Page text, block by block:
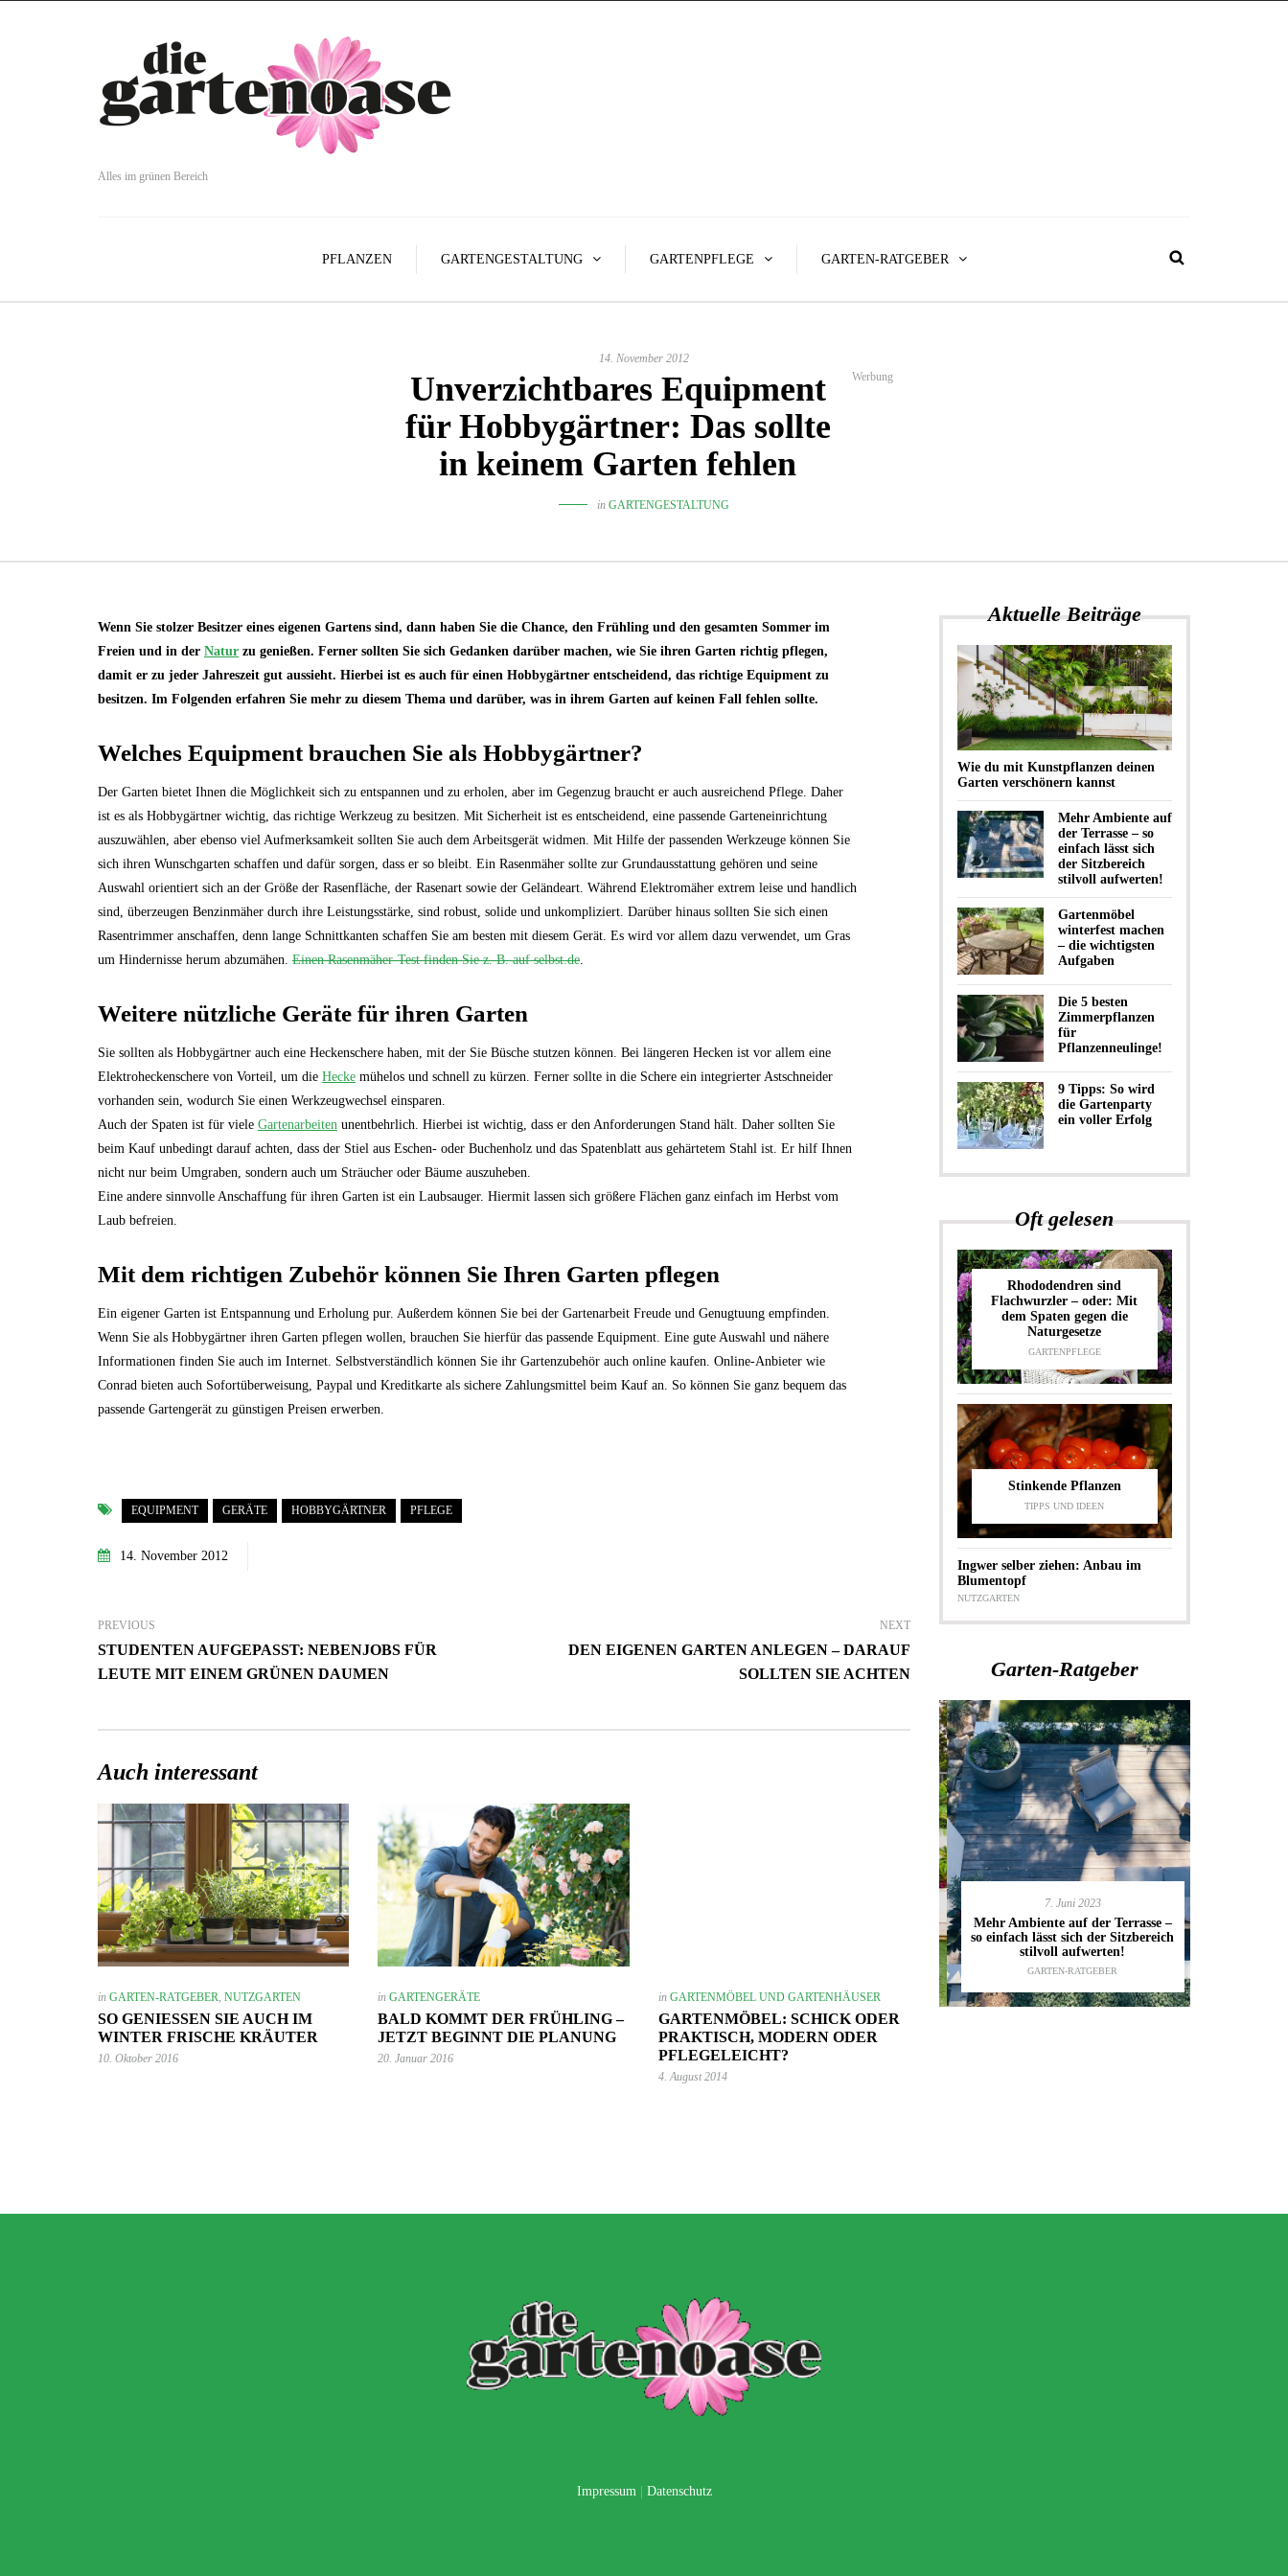
Alles im grünen Bereich
PFLANZEN GARTENGESTALTUNG GARTENPFLEGE GARTEN-RATGEBER
14. November 2012
Unverzichtbares Equipment
für Hobbygärtner: Das sollte
in keinem Garten fehlen
Werbung
in GARTENGESTALTUNG
Wenn Sie stolzer Besitzer eines eigenen Gartens sind, dann haben Sie die Chance, den Frühling und den gesamten Sommer im
Freien und in der Natur zu genießen. Ferner sollten Sie sich Gedanken darüber machen, wie Sie ihren Garten richtig pflegen,
damit er zu jeder Jahreszeit gut aussieht. Hierbei ist es auch für einen Hobbygärtner entscheidend, das richtige Equipment zu
besitzen. Im Folgenden erfahren Sie mehr zu diesem Thema und darüber, was in ihrem Garten auf keinen Fall fehlen sollte.
Welches Equipment brauchen Sie als Hobbygärtner?
Der Garten bietet Ihnen die Möglichkeit sich zu entspannen und zu erholen, aber im Gegenzug braucht er auch ausreichend Pflege. Daher
ist es als Hobbygärtner wichtig, das richtige Werkzeug zu besitzen. Mit Sicherheit ist es entscheidend, eine passende Garteneinrichtung
auszuwählen, aber ebenso viel Aufmerksamkeit sollten Sie auch dem Arbeitsgerät widmen. Mit Hilfe der passenden Werkzeuge können Sie
sich ihren Wunschgarten schaffen und dafür sorgen, dass er so bleibt. Ein Rasenmäher sollte zur Grundausstattung gehören und seine
Auswahl orientiert sich an der Größe der Rasenfläche, der Rasenart sowie der Geländeart. Während Elektromäher extrem leise und handlich
sind, überzeugen Benzinmäher durch ihre Leistungsstärke, sind robust, solide und unkompliziert. Darüber hinaus sollten Sie sich einen
Rasentrimmer anschaffen, denn lange Schnittkanten schaffen Sie am besten mit diesem Gerät. Es wird vor allem dazu verwendet, um Gras
um Hindernisse herum abzumähen. Einen Rasenmäher-Test finden Sie z. B. auf selbst.de.
Weitere nützliche Geräte für ihren Garten
Sie sollten als Hobbygärtner auch eine Heckenschere haben, mit der Sie Büsche stutzen können. Bei längeren Hecken ist vor allem eine
Elektroheckenschere von Vorteil, um die Hecke mühelos und schnell zu kürzen. Ferner sollte in die Schere ein integrierter Astschneider
vorhanden sein, wodurch Sie einen Werkzeugwechsel einsparen.
Auch der Spaten ist für viele Gartenarbeiten unentbehrlich. Hierbei ist wichtig, dass er den Anforderungen Stand hält. Daher sollten Sie
beim Kauf unbedingt darauf achten, dass der Stiel aus Eschen- oder Buchenholz und das Spatenblatt aus gehärtetem Stahl ist. Er hilf Ihnen
nicht nur beim Umgraben, sondern auch um Sträucher oder Bäume auszuheben.
Eine andere sinnvolle Anschaffung für ihren Garten ist ein Laubsauger. Hiermit lassen sich größere Flächen ganz einfach im Herbst vom
Laub befreien.
Mit dem richtigen Zubehör können Sie Ihren Garten pflegen
Ein eigener Garten ist Entspannung und Erholung pur. Außerdem können Sie bei der Gartenarbeit Freude und Genugtuung empfinden.
Wenn Sie als Hobbygärtner ihren Garten pflegen wollen, brauchen Sie hierfür das passende Equipment. Eine gute Auswahl und nähere
Informationen finden Sie auch im Internet. Selbstverständlich können Sie ihr Gartenzubehör auch online kaufen. Online-Anbieter wie
Conrad bieten auch Sofortüberweisung, Paypal und Kreditkarte als sichere Zahlungsmittel beim Kauf an. So können Sie ganz bequem das
passende Gartengerät zu günstigen Preisen erwerben.
EQUIPMENT GERÄTE HOBBYGÄRTNER PFLEGE
14. November 2012
PREVIOUS
STUDENTEN AUFGEPASST: NEBENJOBS FÜR
LEUTE MIT EINEM GRÜNEN DAUMEN
NEXT
DEN EIGENEN GARTEN ANLEGEN – DARAUF
SOLLTEN SIE ACHTEN
Auch interessant
in GARTEN-RATGEBER, NUTZGARTEN
SO GENIESSEN SIE AUCH IM W
INTER FRISCHE KRÄUTER
10. Oktober 2016
inGARTENGERÄTE
BALD KOMMT DER FRÜHLING –
JETZT BEGINNT DIE PLANUNG
20. Januar 2016
in GARTENMÖBEL UND GARTENHÄUSER
GARTENMÖBEL: SCHICK ODER
PRAKTISCH, MODERN ODER
PFLEGELEICHT?
4. August 2014
Aktuelle Beiträge
Wie du mit Kunstpflanzen deinen
Garten verschönern kannst
Mehr Ambiente auf
der Terrasse – so
einfach lässt sich
der Sitzbereich
stilvoll aufwerten!
Gartenmöbel
winterfest machen
– die wichtigsten
Aufgaben
Die 5 besten
Zimmerpflanzen
für
Pflanzenneulinge!
9 Tipps: So wird
die Gartenparty
ein voller Erfolg
Oft gelesen
Rhododendren sind
Flachwurzler – oder: Mit
dem Spaten gegen die
Naturgesetze
GARTENPFLEGE
Stinkende Pflanzen
TIPPS UND IDEEN
Ingwer selber ziehen: Anbau im
Blumentopf
NUTZGARTEN
Garten-Ratgeber
7. Juni 2023
Mehr Ambiente auf der Terrasse –
so einfach lässt sich der Sitzbereich
stilvoll aufwerten!
11. November 2022
Gartenmöbel winterfest machen –
die wichtigsten Aufgaben
7. Juni 2023
Mehr Ambiente auf der Terrasse –
so einfach lässt sich der Sitzbereich
stilvoll aufwerten!
GARTEN-RATGEBER
Impressum Datenschutz